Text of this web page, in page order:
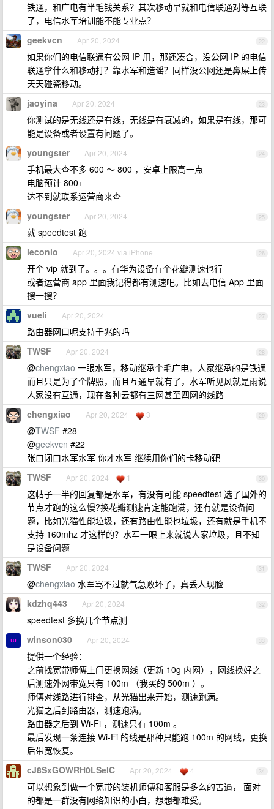
铁通，和广电有半毛钱关系？其次移动早就和电信联通对等互联
了，电信水军培训能不能专业点？
22
geekvcn Apr 20, 2024
如果你们的电信联通有公网 IP 用，那还凑合，没公网 IP 的电信
联通拿什么和移动打？靠水军和造谣？同样没公网还是鼻屎上传
天天碰瓷移动。
23
jaoyina Apr 20, 2024
你测试的是无线还是有线，无线是有衰减的，如果是有线，那可
能是设备或者设置有问题了。
24
youngster Apr 20, 2024
手机最大查不多 600 ～ 800 ，安卓上限高一点
电脑预计 800+
达不到就联系运营商来查
25
youngster Apr 20, 2024
就 speedtest 跑
26
leconio Apr 20, 2024 via iPhone
开个 vip 就到了。。。有华为设备有个花瓣测速也行
或者运营商 app 里面我记得都有测速吧。比如去电信 App 里面
搜一搜？
27
vueli Apr 20, 2024
路由器网口呢支持千兆的吗
28
TWSF Apr 20, 2024
@chengxiao 一眼水军，移动继承个毛广电，人家继承的是铁通
而且只是为了个牌照，而且互通早就有了，水军听见风就是雨说
人家没有互通，现在各种云都有三网甚至四网的线路
29
chengxiao Apr 20, 2024 3
@TWSF #28
@geekvcn #22
张口闭口水军水军 你才水军 继续用你们的卡移动靶
30
TWSF Apr 20, 2024 1
这帖子一半的回复都是水军，有没有可能 speedtest 选了国外的
节点才跑的这么慢?换花瓣测速肯定能跑满，还有就是设备问
题，比如光猫性能垃圾，还有路由性能也垃圾，还有就是手机不
支持 160mhz 才这样的？水军一眼上来就说人家垃圾，且不知
是设备问题
31
TWSF Apr 20, 2024
@chengxiao 水军骂不过就气急败坏了，真丢人现脸
32
kdzhq443 Apr 20, 2024
speedtest 多换几个节点测
33
winson030 Apr 20, 2024
提供一个经验：
之前找宽带师傅上门更换网线（更新 10g 内网），网线换好之
后测速外网带宽只有 100m （我买的 500m ）。
师傅对线路进行排查，从光猫出来开始，测速跑满。
光猫之后到路由器，测速跑满。
路由器之后到 Wi-Fi ，测速只有 100m 。
最后发现一条连接 Wi-Fi 的线是那种只能跑 100m 的网线，更换
后带宽恢复。
34
cJ8SxGOWRH0LSelC Apr 20, 2024 4
可以想象到做一个宽带的装机师傅和客服是多么的苦逼， 面对
的都是一群没有网络知识的小白，想想都难受。